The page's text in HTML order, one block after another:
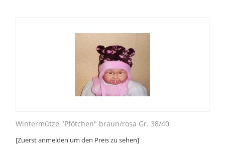
Wintermütze "Pfötchen" braun/rosa Gr. 38/40
[Zuerst anmelden um den Preis zu sehen]